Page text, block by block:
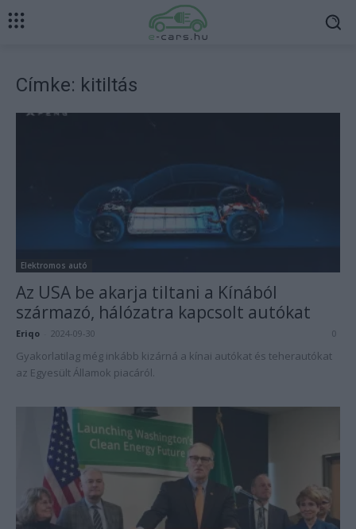
Címke: kitiltás
Elektromos autó
Az USA be akarja tiltani a Kínából
származó, hálózatra kapcsolt autókat
Eriqo 2024-09-30 0
Gyakorlatilag még inkább kizárná a kínai autókat és teherautókat
az Egyesült Államok piacáról.